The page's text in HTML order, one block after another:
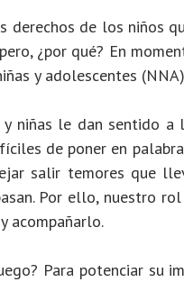
de los niños
¿por qué? En
y adolescentes
niñas le dan sentido a
de poner en
salir temores que
Por ello, nuestro
acompañarlo.
Para potenciar su